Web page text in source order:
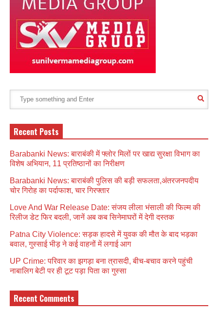
Recent Posts
Barabanki News: बाराबंकी में फ्लोर मिलों पर खाद्य सुरक्षा विभाग का
विशेष अभियान, 11 प्रतिष्ठानों का निरीक्षण
Barabanki News: बाराबंकी पुलिस की बड़ी सफलता,अंतरजनपदीय
चोर गिरोह का पर्दाफाश, चार गिरफ्तार
Love And War Release Date: संजय लीला भंसाली की फिल्म की
रिलीज डेट फिर बदली, जानें अब कब सिनेमाघरों में देगी दस्तक
Patna City Violence: सड़क हादसे में युवक की मौत के बाद भड़का
बवाल, गुस्साई भीड़ ने कई वाहनों में लगाई आग
UP Crime: परिवार का झगड़ा बना त्रासदी, बीच-बचाव करने पहुंची
नाबालिग बेटी पर ही टूट पड़ा पिता का गुस्सा
Recent Comments